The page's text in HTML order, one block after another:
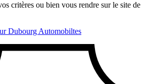
critères ou bien vous rendre sur le site de
Dubourg Automobiltes